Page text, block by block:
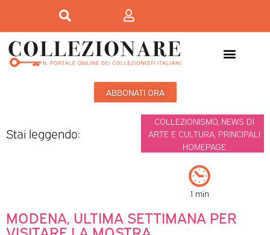
ABBONATI ORA
Stai leggendo:
COLLEZIONISMO, NEWS DI
ARTE E CULTURA, PRINCIPALI
HOMEPAGE
1 min
MODENA, ULTIMA SETTIMANA PER